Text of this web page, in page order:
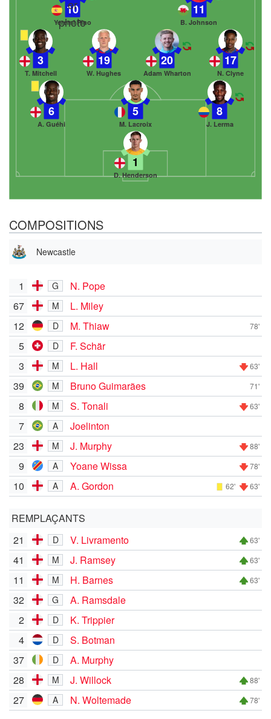
1
D. Henderson
6
A. Guéhi
5
M. Lacroix
8
J. Lerma
3
T. Mitchell
19
W. Hughes
20
Adam Wharton
17
N. Clyne
10
Yeremi Pino
11
B. Johnson
COMPOSITIONS
Newcastle
1 G
N. Pope
67
M
L. Miley
12
D M. Thiaw 78'
5 D
F. Schär
3
M L. Hall 63'
39 M Bruno Guimarães 71'
8 M S. Tonali 63'
7 A
Joelinton
23
M J. Murphy 88'
9 A Yoane Wissa 78'
10 A A. Gordon 62' 63'
REMPLAÇANTS
21
D V. Livramento 63'
41 M J. Ramsey 63'
11 M H. Barnes 63'
32 G
A. Ramsdale
2
D
K. Trippier
4
D
S. Botman
37
D
A. Murphy
28
M J. Willock 88'
27 A N. Woltemade 78'